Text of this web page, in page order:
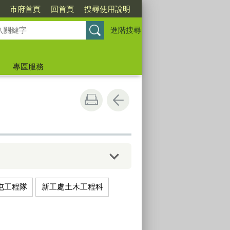
市府首頁 回首頁 搜尋使用說明
進階搜尋
專區服務
工程隊 新工處土木工程科